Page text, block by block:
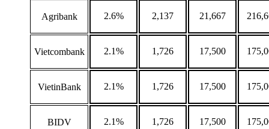
Agribank 2.6% 2,137 21,667
Vietcombank 2.1% 1,726 17,500
VietinBank 2.1% 1,726 17,500
BIDV 2.1% 1,726 17,500